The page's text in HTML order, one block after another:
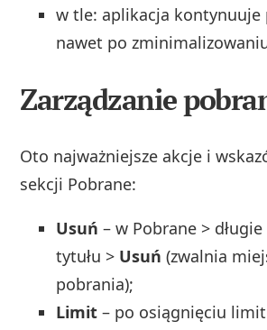
w tle: aplikacja kontynuuje
nawet po
Zarządzanie
Oto najważniejsze akcje i
sekcji Pobrane:
Usuń – w Pobrane >
tytułu > Usuń (zwalnia
pobrania);
Limit – po osiągnięciu